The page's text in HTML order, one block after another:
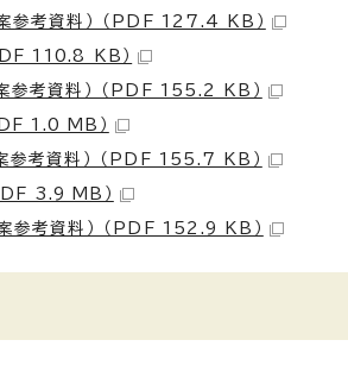
参考資料） （PDF 127.4 KB）
110.8 KB）
参考資料） （PDF 155.2 KB）
1.0 MB）
参考資料） （PDF 155.7 KB）
3.9 MB）
参考資料） （PDF 152.9 KB）